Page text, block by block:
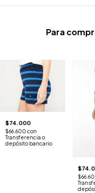
Para
$74.000
$66.600con
Transferencia o
depósito bancario